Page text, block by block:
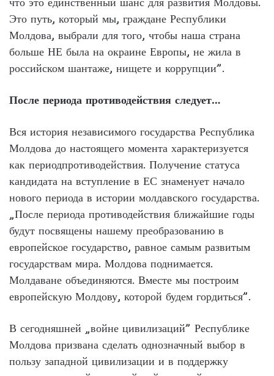
Это путь, который мы, граждане Республики
Молдова, выбрали для того, чтобы наша страна
больше НЕ была на окраине Европы, не жила в
российском шантаже, нищете и коррупции”.
После периода противодействия следует…
Вся история независимого государства Республика
Молдова до настоящего момента характеризуется
как периодпротиводействия. Получение статуса
кандидата на вступление в ЕС знаменует начало
нового периода в истории молдавского государства.
„После периода противодействия ближайшие годы
будут посвящены нашему преобразованию в
европейское государство, равное самым развитым
государствам мира. Молдова поднимается.
Молдаване объединяются. Вместе мы построим
европейскую Молдову, которой будем гордиться”.
В сегодняшней „войне цивилизаций” Республике
Молдова призвана сделать однозначный выбор в
пользу западной цивилизации и в поддержку